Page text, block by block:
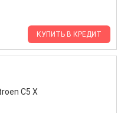
КУПИТЬ В КРЕДИТ